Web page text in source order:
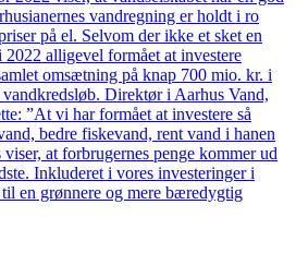
vandregning er holdt i ro
på el. Selvom der ikke et sket en
alligevel formået at investere
omsætning på knap 700 mio. kr. i
Direktør i Aarhus Vand,
”At vi har formået at investere så
bedre fiskevand, rent vand i hanen
at forbrugernes penge kommer ud
Inkluderet i vores investeringer i
en grønnere og mere bæredygtig